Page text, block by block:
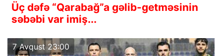
Üç dəfə “Qarabağ”a gəlib-getməsinin
səbəbi var imiş...
7 Avqust 23:00